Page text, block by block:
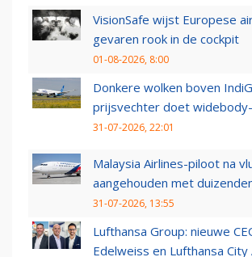
VisionSafe wijst Europese
gevaren rook in de cockpit
01-08-2026, 8:00
Donkere wolken boven
prijsvechter doet
31-07-2026, 22:01
Malaysia Airlines-piloot na
aangehouden met
31-07-2026, 13:55
Lufthansa Group: nieuwe
Edelweiss en Lufthansa City